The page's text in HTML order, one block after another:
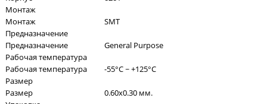
Монтаж
Монтаж
SMT
Предназначение
Предназначение
General Purpose
Рабочая температура
Рабочая температура
-55°C ~ +125°C
Размер
Размер
0.60x0.30 мм.